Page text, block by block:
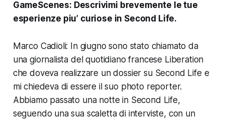
GameScenes: Descrivimi brevemente le tue
esperienze piu’ curiose in Second Life.
Marco Cadioli: In giugno sono stato chiamato da
una giornalista del quotidiano francese Liberation
che doveva realizzare un dossier su Second Life e
mi chiedeva di essere il suo photo reporter.
Abbiamo passato una notte in Second Life,
seguendo una sua scaletta di interviste, con un